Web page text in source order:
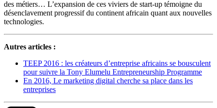
des métiers… L’expansion de ces viviers de start-up témoigne du
désenclavement progressif du continent africain quant aux nouvelles
technologies.
Autres articles :
TEEP 2016 : les créateurs d’entreprise africains se bousculent
pour suivre la Tony Elumelu Entrepreneurship Programme
En 2016, Le marketing digital cherche sa place dans les
entreprises